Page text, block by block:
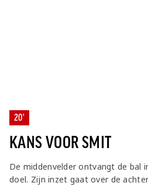
20'
KANS VOOR SMIT
De middenvelder ontvangt de bal
doel. Zijn inzet gaat over de